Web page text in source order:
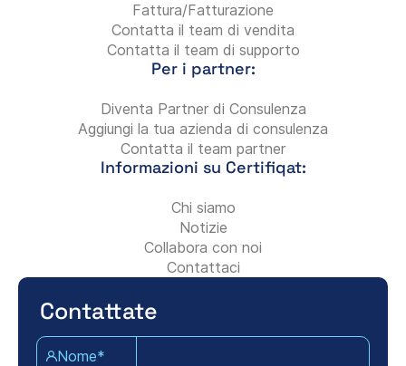
Fattura/Fatturazione
Contatta il team di vendita
Contatta il team di supporto
Per i partner:
Diventa Partner di Consulenza
Aggiungi la tua azienda di consulenza
Contatta il team partner
Informazioni su Certifiqat:
Chi siamo
Notizie
Collabora con noi
Contattaci
Contattate
Nome*